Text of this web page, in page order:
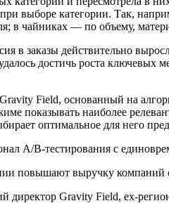
выборе категории. Так,
в чайниках — по объему,
в заказы действительно
достичь роста ключевых
Field, основанный на
показывать наиболее
оптимальное для него
A/B-тестирования с
директор Gravity Field, ex-